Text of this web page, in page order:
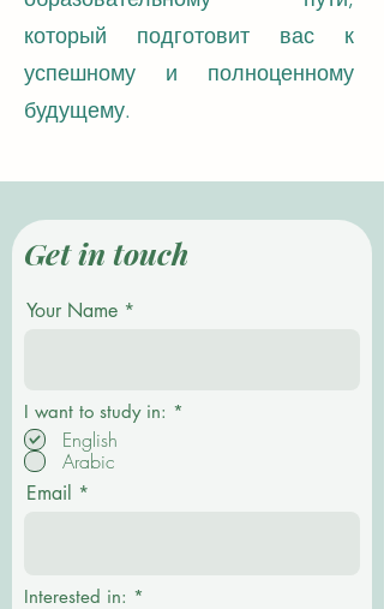
который подготовит вас к
успешному и полноценному
будущему.
Get in touch
Your Name
I want to study in: *
English
Arabic
Email
Interested in: *